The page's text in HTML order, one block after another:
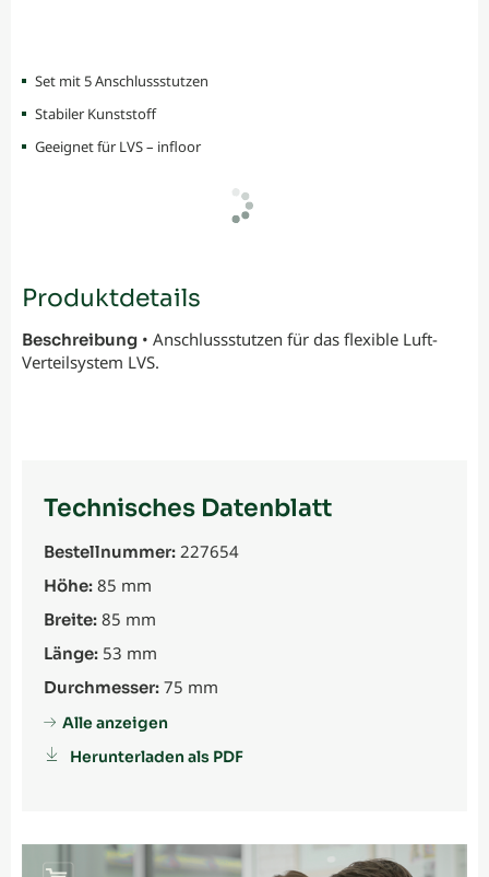
Set mit 5 Anschlussstutzen
Stabiler Kunststoff
Geeignet für LVS – infloor
Produktdetails
Beschreibung • Anschlussstutzen für das flexible Luft-
Verteilsystem LVS.
Technisches Datenblatt
Bestellnummer: 227654
Höhe: 85 mm
Breite: 85 mm
Länge: 53 mm
Durchmesser: 75 mm
Alle anzeigen
Herunterladen als PDF